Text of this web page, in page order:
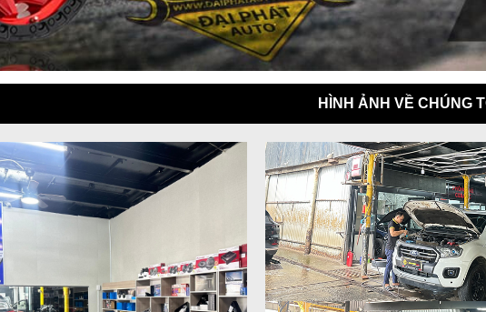
HÌNH ẢNH VỀ CHÚNG